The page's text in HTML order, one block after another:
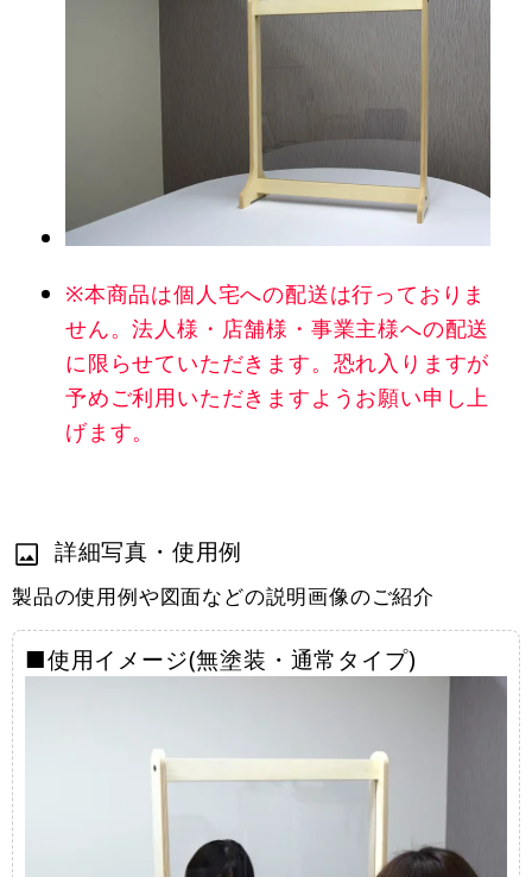
※本商品は個人宅への配送は行っておりま
せん。法人様・店舗様・事業主様への配送
に限らせていただきます。恐れ入りますが
予めご利用いただきますようお願い申し上
げます。
詳細写真・使用例
製品の使用例や図面などの説明画像のご紹介
■使用イメージ(無塗装・通常タイプ)